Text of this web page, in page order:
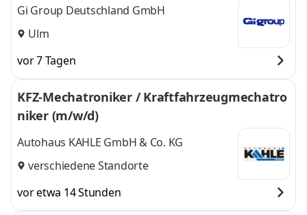
Gi Group Deutschland GmbH
Ulm
vor 7 Tagen
KFZ-Mechatroniker / Kraftfahrzeugmechatro
niker (m/w/d)
Autohaus KAHLE GmbH & Co. KG
verschiedene Standorte
vor etwa 14 Stunden